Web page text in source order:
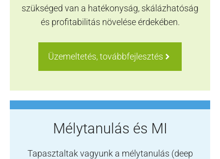
szükséged van a hatékonyság, skálázhatóság
és profitabilitás növelése érdekében.
Üzemeltetés, továbbfejlesztés
Mélytanulás és MI
Tapasztaltak vagyunk a mélytanulás (deep